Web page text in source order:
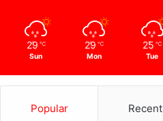
29 ℃
Sun
29 ℃
Mon
25 ℃
Tue
Popular Recent